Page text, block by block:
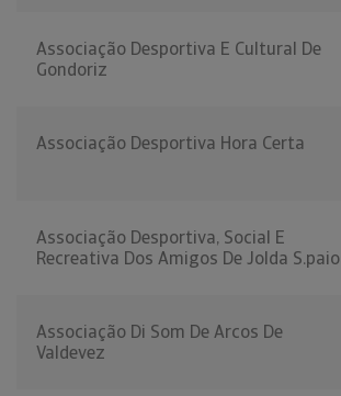
Associação Desportiva E Cultural De
Gondoriz
Associação Desportiva Hora Certa
Associação Desportiva, Social E
Recreativa Dos Amigos De Jolda S.paio
Associação Di Som De Arcos De
Valdevez